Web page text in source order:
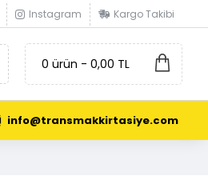
Instagram Kargo Takibi
0 ürün - 0,00 TL
info@transmakkirtasiye.com